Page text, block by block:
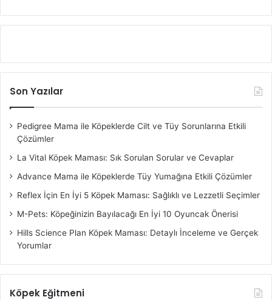
Son Yazılar
Pedigree Mama ile Köpeklerde Cilt ve Tüy Sorunlarına Etkili
Çözümler
La Vital Köpek Maması: Sık Sorulan Sorular ve Cevaplar
Advance Mama ile Köpeklerde Tüy Yumağına Etkili Çözümler
Reflex İçin En İyi 5 Köpek Maması: Sağlıklı ve Lezzetli Seçimler
M-Pets: Köpeğinizin Bayılacağı En İyi 10 Oyuncak Önerisi
Hills Science Plan Köpek Maması: Detaylı İnceleme ve Gerçek
Yorumlar
Köpek Eğitmeni